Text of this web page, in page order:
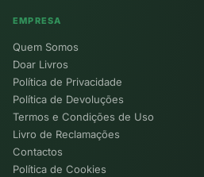
EMPRESA
Quem Somos
Doar Livros
Política de Privacidade
Política de Devoluções
Termos e Condições de Uso
Livro de Reclamações
Contactos
Política de Cookies